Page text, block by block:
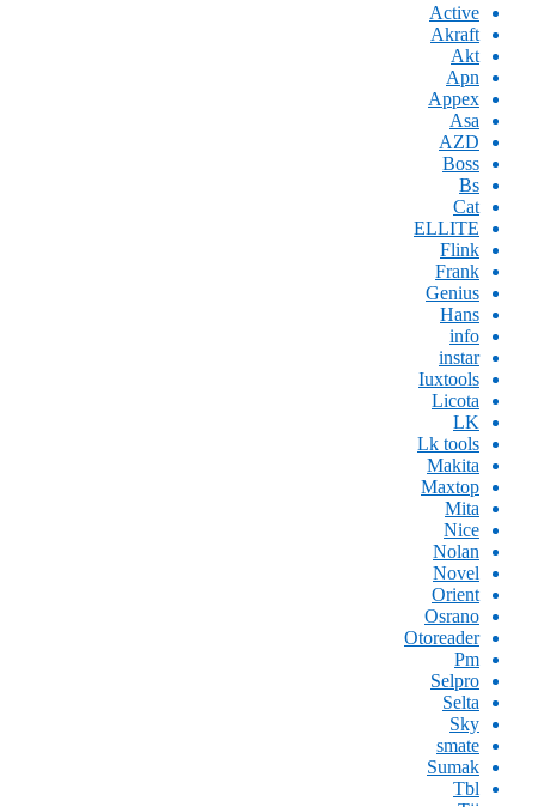
Active
Akraft
Akt
Apn
Appex
Asa
AZD
Boss
Bs
Cat
ELLITE
Flink
Frank
Genius
Hans
info
instar
Iuxtools
Licota
LK
Lk tools
Makita
Maxtop
Mita
Nice
Nolan
Novel
Orient
Osrano
Otoreader
Pm
Selpro
Selta
Sky
smate
Sumak
Tbl